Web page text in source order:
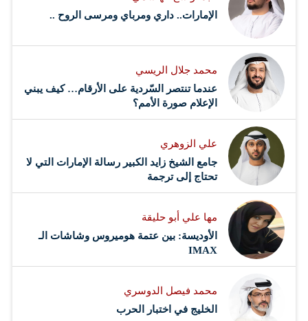
الإمارات.. داري ومرباي ومرسى الروح ..
محمد جلال الريسي
عندما تنتصر السّردية على الأرقام… كيف يبني
الإعلام صورة الأمم؟
علي الزوهري
جامع الشيخ زايد الكبير رسالة الإمارات التي لا
تحتاج إلى ترجمة
مها علي أبو حليقة
الأوديسة: بين عتمة هوميروس وشاشات الـ
IMAX
محمد فيصل الدوسري ​
‏الخليج في اختبار الحرب